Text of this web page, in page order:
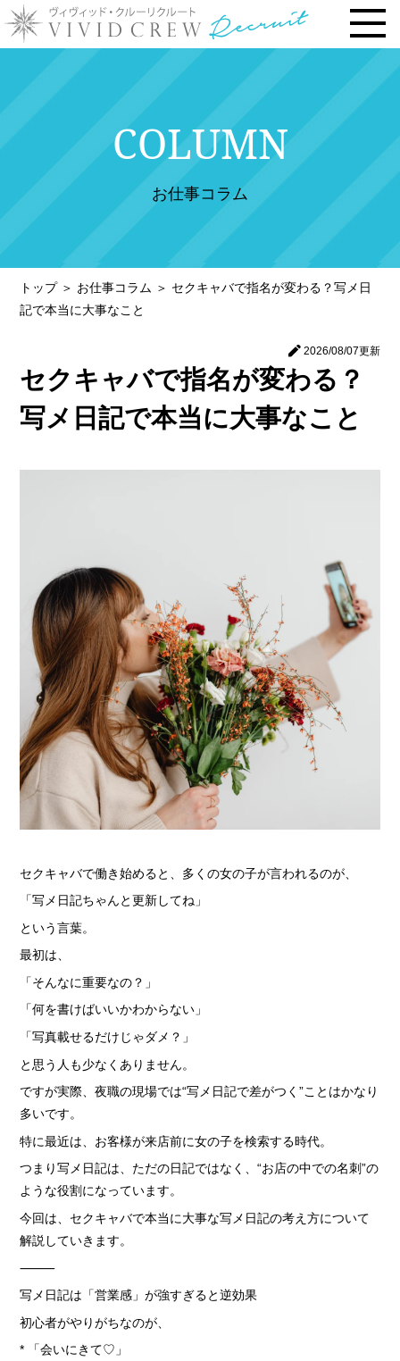
トップページ
お仕事内容
› 時給・お給料について
› 勤務地で選ぶ
› 安心の研修システム
› 風俗店・キャバクラ店との違い
› お客様との連絡先交換一切なし
他店との違い
› 他店とのお給料比較
› VIVIDCREW十三本店
› VIVIDCREW梅田堂山店
› Madame 2nd virgin 十三
› VIVIDCREWマダム梅田店
› VIVIDCREW Pink Party Paradise
お給料・待遇・環境
› 最低時給5,000円保証
› 完全自由出勤制
› お得な特典
› 連絡先交換、同伴アフター 一切なし！
› 出戻り大歓迎
› 県外でも送り無料
› お友達紹介キャンペーン
› 衣装・ドレス・靴 無料貸出しOK!
› お酒が飲めなくてもOK
› お給料明細公開中!
› 家具家電付デザイナーズマンション完備
› お給料日払い 即日払いOK!
› アリバイ対策万全
› 個人ロッカーキレイな更衣室完備
› ニュース・トピックス
COLUMN
お仕事コラム
トップ＞ お仕事コラム ＞ セクキャバで指名が変わる？写メ日
記で本当に大事なこと
2026/08/07更新
セクキャバで指名が変わる？
写メ日記で本当に大事なこと
セクキャバで働き始めると、多くの女の子が言われるのが、
「写メ日記ちゃんと更新してね」
という言葉。
最初は、
「そんなに重要なの？」
「何を書けばいいかわからない」
「写真載せるだけじゃダメ？」
と思う人も少なくありません。
ですが実際、夜職の現場では“写メ日記で差がつく”ことはかなり
多いです。
特に最近は、お客様が来店前に女の子を検索する時代。
つまり写メ日記は、ただの日記ではなく、“お店の中での名刺”の
ような役割になっています。
今回は、セクキャバで本当に大事な写メ日記の考え方について
解説していきます。
⸻
写メ日記は「営業感」が強すぎると逆効果
初心者がやりがちなのが、
* 「会いにきて♡」